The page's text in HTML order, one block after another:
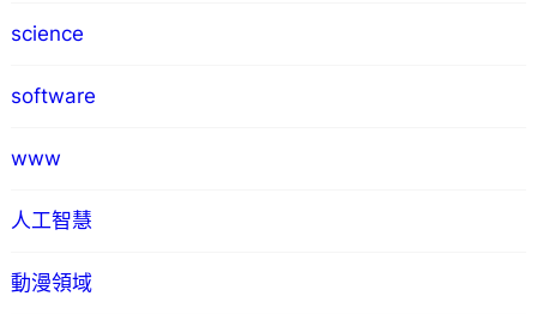
science
software
www
人工智慧
動漫領域